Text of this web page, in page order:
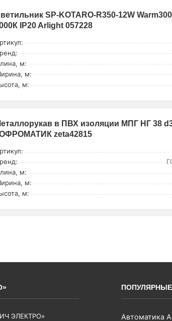
SP-KOTARO-R350-12W
IP20 Arlight 057228
м:
м:
м:
в ПВХ изоляции МПГ НГ 38
zeta42815
м:
м:
м:
ЭЛЕКТРО» Автоматика